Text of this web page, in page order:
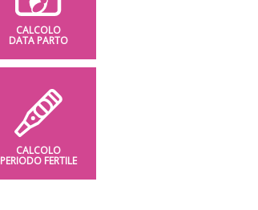
CALCOLO
DATA PARTO
CALCOLO
PERIODO FERTILE